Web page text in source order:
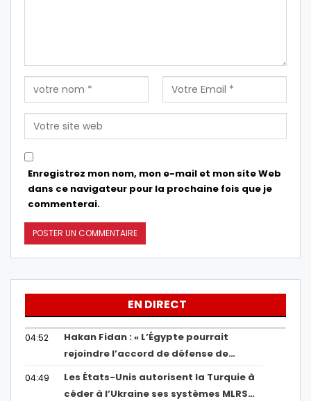
Enregistrez mon nom, mon e-mail et mon site Web
dans ce navigateur pour la prochaine fois que je
commenterai.
EN DIRECT
04:52
Hakan Fidan : « L’Égypte pourrait
rejoindre l’accord de défense de…
04:49
Les États-Unis autorisent la Turquie à
céder à l’Ukraine ses systèmes MLRS…